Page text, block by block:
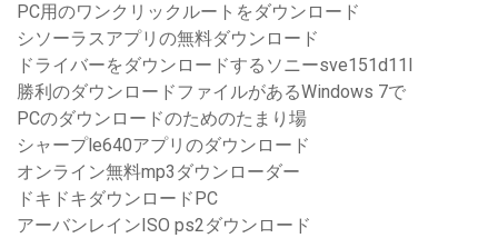
PC用のワンクリックルートをダウンロード
シソーラスアプリの無料ダウンロード
ドライバーをダウンロードするソニーsve151d11l
勝利のダウンロードファイルがあるWindows 7で
PCのダウンロードのためのたまり場
シャープle640アプリのダウンロード
オンライン無料mp3ダウンローダー
ドキドキダウンロードPC
アーバンレインISO ps2ダウンロード